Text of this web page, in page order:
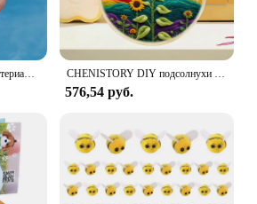
Шерстяной фетр, набор материалов для рукоделия ручной работы, милый щенок, кошка, альпака, подвеска, панда, пингвин, животное, кукла, набор материалов для самостоятельного изготовления CHENISTORY DIY подсолнухи игла для валяния набор для рисования с вышивкой цветочный шерстяной фетр ремесленный набор для начинающих домашний декор
576,54 руб.